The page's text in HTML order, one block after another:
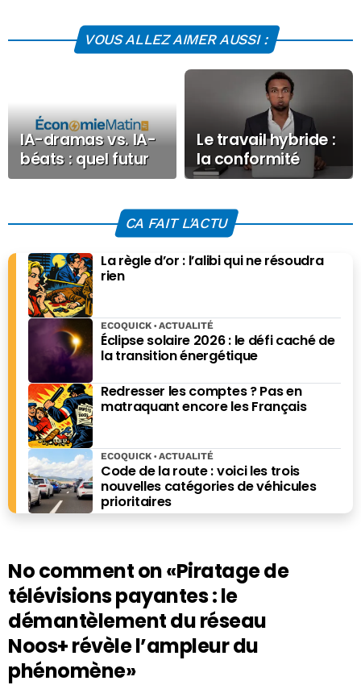
VOUS ALLEZ AIMER AUSSI :
IA-dramas vs. IA-
béats : quel futur
pour la com ?
Le travail hybride :
la conformité
financière doit
mobile
CA FAIT L'ACTU
La règle d’or : l’alibi qui ne résoudra
rien
Éclipse solaire 2026 : le défi caché de
la transition énergétique
ECOQUICK ACTUALITÉ
Redresser les comptes ? Pas en
matraquant encore les Français
Code de la route : voici les trois
nouvelles catégories de véhicules
prioritaires
ECOQUICK ACTUALITÉ
No comment on«Piratage de
télévisions payantes : le
démantèlement du réseau
Noos+ révèle l’ampleur du
phénomène»